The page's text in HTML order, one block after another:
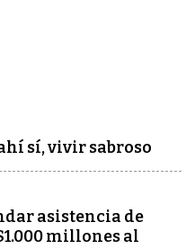
sí, vivir sabroso
asistencia de
millones al